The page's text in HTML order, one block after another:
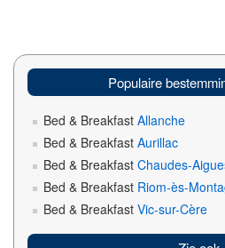
Populaire
Bed & Breakfast Allanche
Bed & Breakfast Aurillac
Bed & Breakfast Chaudes-
Bed & Breakfast Riom-ès-
Bed & Breakfast Vic-sur-Cère